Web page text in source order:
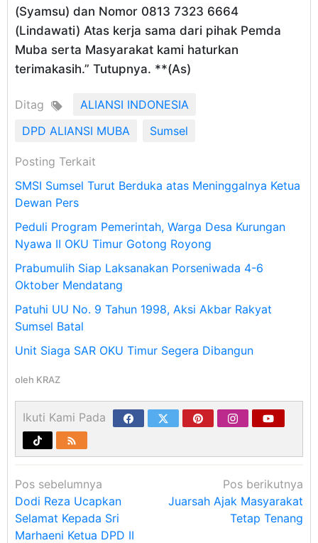
(Syamsu) dan Nomor 0813 7323 6664
(Lindawati) Atas kerja sama dari pihak Pemda
Muba serta Masyarakat kami haturkan
terimakasih.” Tutupnya. **(As)
Ditag
ALIANSI INDONESIA
DPD ALIANSI MUBA
Sumsel
Posting Terkait
SMSI Sumsel Turut Berduka atas Meninggalnya Ketua
Dewan Pers
Peduli Program Pemerintah, Warga Desa Kurungan
Nyawa II OKU Timur Gotong Royong
Prabumulih Siap Laksanakan Porseniwada 4-6
Oktober Mendatang
Patuhi UU No. 9 Tahun 1998, Aksi Akbar Rakyat
Sumsel Batal
Unit Siaga SAR OKU Timur Segera Dibangun
oleh KRAZ
Ikuti Kami Pada
Navigasi
pos
Pos sebelumnya
Dodi Reza Ucapkan
Selamat Kepada Sri
Marhaeni Ketua DPD II
Pos berikutnya
Juarsah Ajak Masyarakat
Tetap Tenang